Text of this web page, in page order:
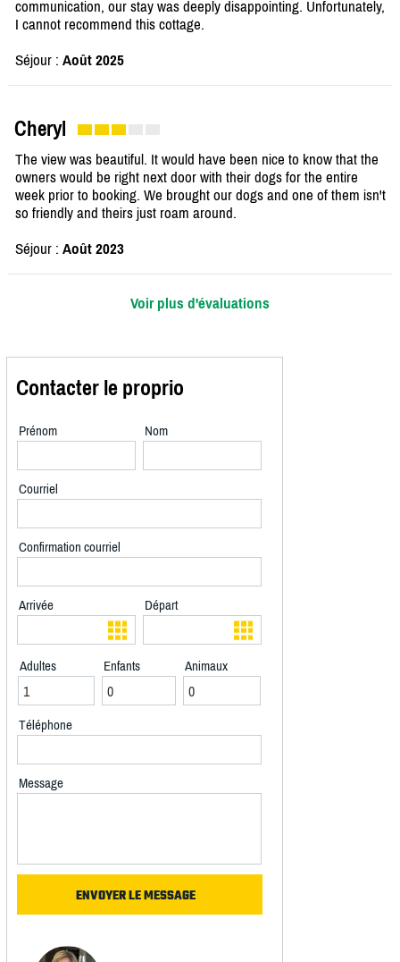
communication, our stay was deeply disappointing. Unfortunately,
I cannot recommend this cottage.
Séjour : Août 2025
Cheryl
The view was beautiful. It would have been nice to know that the
owners would be right next door with their dogs for the entire
week prior to booking. We brought our dogs and one of them isn't
so friendly and theirs just roam around.
Séjour : Août 2023
Voir plus d'évaluations
Contacter le proprio
Prénom Nom
Courriel
Confirmation courriel
Arrivée Départ
Adultes Enfants Animaux
Téléphone
Message